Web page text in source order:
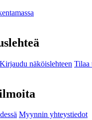
Kirjaudu näköislehteen Tilaa
Myynnin yhteystiedot